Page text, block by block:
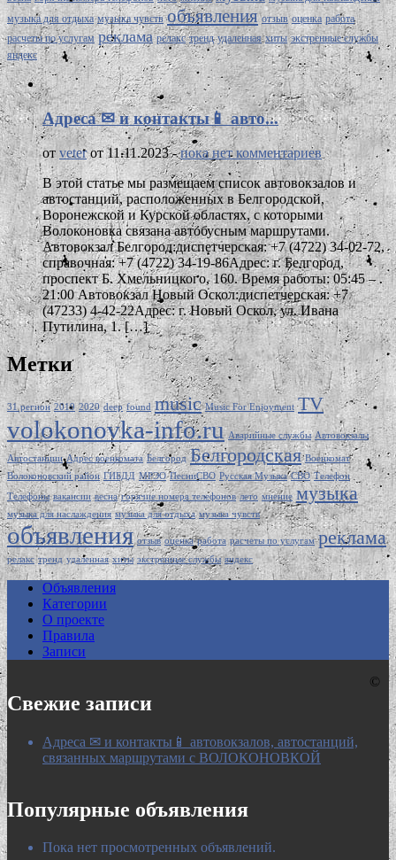
музыка для отдыха музыка чувств объявления отзыв оценка работа
расчеты по услугам реклама релакс тренд удаленная хиты экстренные службы
яндекс
Адреса ✉ и контакты📱 авто...
от veterот 11.11.2023 -пока нет комментариев
В этой статье мы размещаем список автовокзалов и
автостанций, расположенных в Белгородской,
Воронежской и Курской областях, с которыми
Волоконовка связана автобусным маршрутами.
Автовокзал Белгород:диспетчерская: +7 (4722) 34-02-72,
справочная: +7 (4722) 34-19-86Адрес: г. Белгород,
проспект Б. Хмельницкого, 160. Время работы: 05:45 –
21:00 Автовокзал Новый Оскол:диспетчерская: +7
(47233) 4-42-22Адрес: г. Новый Оскол, ул. Ивана
Путилина, 1. […]
Метки
31 регион 2019 2020 deep found music Music For Enjoyment TV
volokonovka-info.ru Аварийные службы Автовокзалы
Автостанции Адрес военкомата Белгород Белгородская Военкомат
Волоконовский район ГИБДД МРЭО ПесниСВО Русская Музыка СВО Телефон
Телефоны вакансии весна горячие номера телефонов лето мнение музыка
музыка для наслаждения музыка для отдыха музыка чувств
объявления отзыв оценка работа расчеты по услугам реклама
релакс тренд удаленная хиты экстренные службы яндекс
Объявления
Категории
О проекте
Правила
Записи
Свежие записи
Адреса ✉ и контакты📱 автовокзалов, автостанций,
связанных маршрутами с ВОЛОКОНОВКОЙ
Популярные объявления
Пока нет просмотренных объявлений.
©